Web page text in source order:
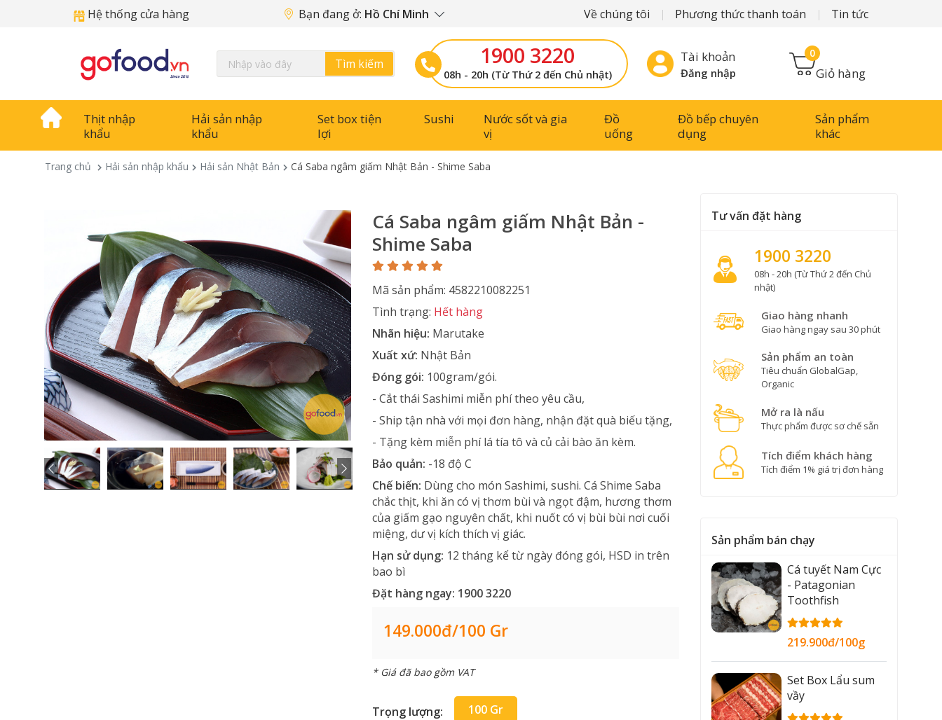
Hệ thống cửa hàng Bạn đang ở: Hồ Chí Minh Về chúng tôi Phương thức thanh toán Tin tức
Tìm kiếm 1900 3220
08h - 20h (Từ Thứ 2 đến Chủ nhật)
Tài khoản
Đăng nhập Giỏ hàng
0
Thịt nhập
khẩu
Hải sản nhập
khẩu
Set box tiện
lợi
Sushi
Nước sốt và gia
vị
Đồ
uống
Đồ bếp chuyên
dụng
Sản phẩm
khác
Trang chủ Hải sản nhập khẩu Hải sản Nhật Bản Cá Saba ngâm giấm Nhật Bản - Shime Saba
Cá Saba ngâm giấm Nhật Bản -
Shime Saba
Mã sản phẩm: 4582210082251
Tình trạng: Hết hàng
Nhãn hiệu: Marutake
Xuất xứ: Nhật Bản
Đóng gói: 100gram/gói.
- Cắt thái Sashimi miễn phí theo yêu cầu,
- Ship tận nhà với mọi đơn hàng, nhận đặt quà biếu tặng,
- Tặng kèm miễn phí lá tía tô và củ cải bào ăn kèm.
Bảo quản: -18 độ C
Chế biến: Dùng cho món Sashimi, sushi. Cá Shime Saba
chắc thịt, khi ăn có vị thơm bùi và ngọt đậm, hương thơm
của giấm gạo nguyên chất, khi nuốt có vị bùi bùi nơi cuối
miệng, dư vị kích thích vị giác.
Hạn sử dụng: 12 tháng kể từ ngày đóng gói, HSD in trên
bao bì
Đặt hàng ngay: 1900 3220
149.000đ/100 Gr
* Giá đã bao gồm VAT
Trọng lượng: 100 Gr
Tư vấn đặt hàng
1900 3220
08h - 20h (Từ Thứ 2 đến Chủ
nhật)
Giao hàng nhanh
Giao hàng ngay sau 30 phút
Sản phẩm an toàn
Tiêu chuẩn GlobalGap,
Organic
Mở ra là nấu
Thực phẩm được sơ chế sẵn
Tích điểm khách hàng
Tích điểm 1% giá trị đơn hàng
Sản phẩm bán chạy
Cá tuyết Nam Cực
- Patagonian
Toothfish
219.900đ/100g
Set Box Lẩu sum
vầy